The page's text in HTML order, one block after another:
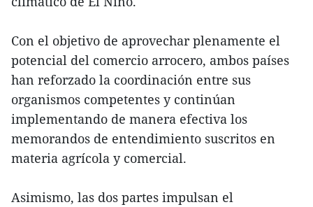
Con el objetivo de aprovechar plenamente el
potencial del comercio arrocero, ambos países
han reforzado la coordinación entre sus
organismos competentes y continúan
implementando de manera efectiva los
memorandos de entendimiento suscritos en
materia agrícola y comercial.
Asimismo, las dos partes impulsan el